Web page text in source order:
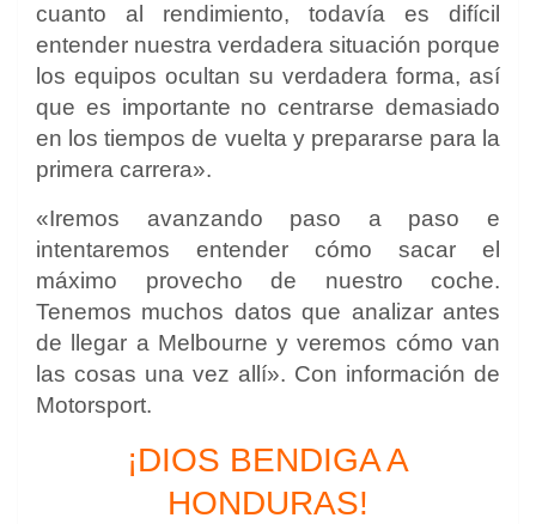
cuanto al rendimiento, todavía es difícil
entender nuestra verdadera situación porque
los equipos ocultan su verdadera forma, así
que es importante no centrarse demasiado
en los tiempos de vuelta y prepararse para la
primera carrera».
«Iremos avanzando paso a paso e
intentaremos entender cómo sacar el
máximo provecho de nuestro coche.
Tenemos muchos datos que analizar antes
de llegar a Melbourne y veremos cómo van
las cosas una vez allí». Con información de
Motorsport.
¡DIOS BENDIGA A
HONDURAS!